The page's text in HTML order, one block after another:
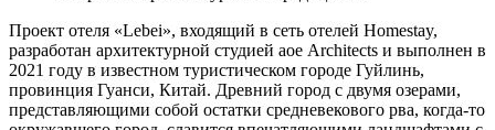
Проект отеля «Lebei», входящий в сеть отелей Homestay,
разработан архитектурной студией aoe Аrchitects и выполнен в
2021 году в известном туристическом городе Гуйлинь,
провинция Гуанси, Китай. Древний город с двумя озерами,
представляющими собой остатки средневекового рва, когда-то